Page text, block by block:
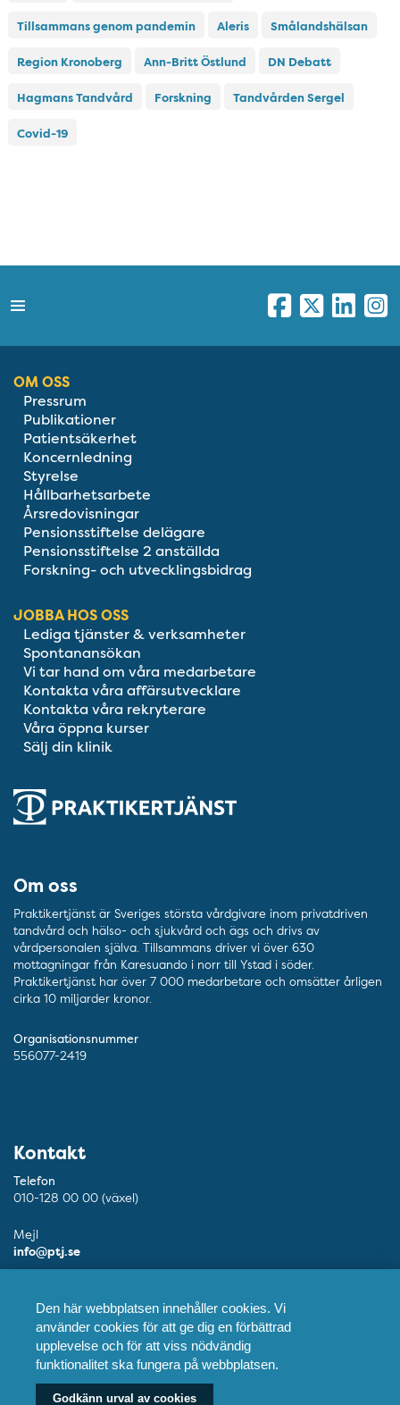
Den här webbplatsen innehåller cookies. Vi
använder cookies för att ge dig en förbättrad
upplevelse och för att viss nödvändig
funktionalitet ska fungera på webbplatsen.
Godkänn urval av cookies
Tillsammans genom pandemin Aleris Smålandshälsan
Region Kronoberg Ann-Britt Östlund DN Debatt
Hagmans Tandvård Forskning Tandvården Sergel
Covid-19
OM OSS
Pressrum
Publikationer
Patientsäkerhet
Koncernledning
Styrelse
Hållbarhetsarbete
Årsredovisningar
Pensionsstiftelse delägare
Pensionsstiftelse 2 anställda
Forskning- och utvecklingsbidrag
JOBBA HOS OSS
Lediga tjänster & verksamheter
Spontanansökan
Vi tar hand om våra medarbetare
Kontakta våra affärsutvecklare
Kontakta våra rekryterare
Våra öppna kurser
Sälj din klinik
Om oss
Praktikertjänst är Sveriges största vårdgivare inom privatdriven
tandvård och hälso- och sjukvård och ägs och drivs av
vårdpersonalen själva. Tillsammans driver vi över 630
mottagningar från Karesuando i norr till Ystad i söder.
Praktikertjänst har över 7 000 medarbetare och omsätter årligen
cirka 10 miljarder kronor.
Organisationsnummer
556077-2419
Kontakt
Telefon
010-128 00 00 (växel)
Mejl
info@ptj.se
Adolf Fredriks Kyrkogata 9, Stockholm
Postadress
Praktikertjänst AB, 103 55 Stockholm